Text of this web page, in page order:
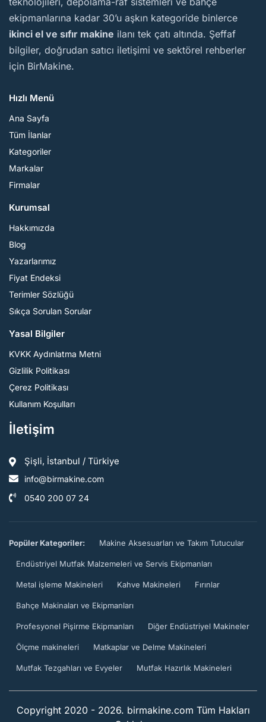
ekipmanlarına kadar 30’u aşkın kategoride binlerce
ikinci el ve sıfır makine ilanı tek çatı altında. Şeffaf
bilgiler, doğrudan satıcı iletişimi ve sektörel rehberler
için BirMakine.
Hızlı Menü
Ana Sayfa
Tüm İlanlar
Kategoriler
Markalar
Firmalar
Kurumsal
Hakkımızda
Blog
Yazarlarımız
Fiyat Endeksi
Terimler Sözlüğü
Sıkça Sorulan Sorular
Yasal Bilgiler
KVKK Aydınlatma Metni
Gizlilik Politikası
Çerez Politikası
Kullanım Koşulları
İletişim
Şişli, İstanbul / Türkiye
info@birmakine.com
0540 200 07 24
Popüler Kategoriler: Makine Aksesuarları ve Takım Tutucular
Endüstriyel Mutfak Malzemeleri ve Servis Ekipmanları
Metal işleme Makineleri Kahve Makineleri Fırınlar
Bahçe Makinaları ve Ekipmanları
Profesyonel Pişirme Ekipmanları Diğer Endüstriyel Makineler
Ölçme makineleri Matkaplar ve Delme Makineleri
Mutfak Tezgahları ve Evyeler Mutfak Hazırlık Makineleri
Copyright 2020 - 2026. birmakine.com Tüm Hakları